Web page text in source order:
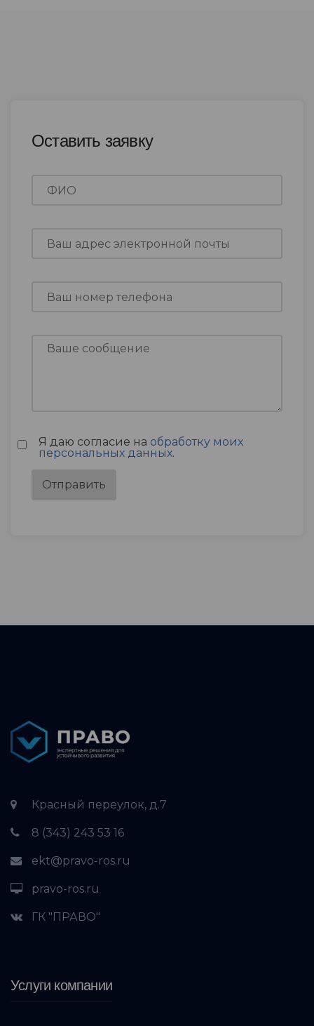
Оставить заявку
Я даю согласие на обработку моих
персональных данных.
Красный переулок, д.7
8 (343) 243 53 16
ekt@pravo-ros.ru
pravo-ros.ru
ГК "ПРАВО"
Услуги компании